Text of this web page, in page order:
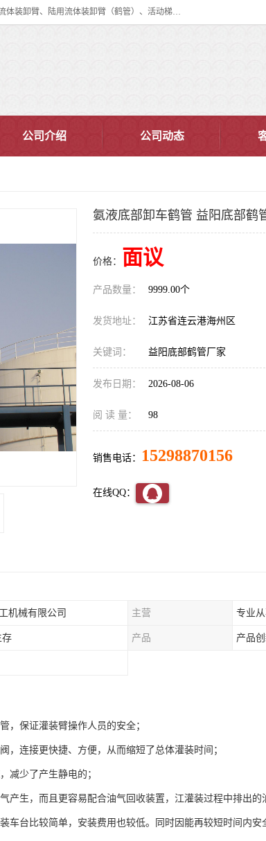
连云港华德石油化工机械有限公司（原连云港石油化工机械总厂），始创于1982年，是从事码头船用流体装卸臂、陆用流体装卸臂（鹤管）、活动梯、钢构平台、定量装车系统等全系列流体装卸设备的设计、制造、销售以及服务的专业供应商。
公司介绍 公司动态
氨液底部卸车鹤管 益阳底部鹤
价格： 面议
产品数量： 9999.00个
发货地址： 江苏省连云港海州区
关键词： 益阳底部鹤管厂家
发布日期： 2026-08-06
阅 读 量： 98
销售电话： 15298870156
在线QQ：
机械有限公司 主营 专业
存 产品 产品
，保证灌装臂操作人员的安全；
，连接更快捷、方便，从而缩短了总体灌装时间；
减少了产生静电的；
产生，而且更容易配合油气回收装置，江灌装过程中排出的
车台比较简单，安装费用也较低。同时因能再较短时间内